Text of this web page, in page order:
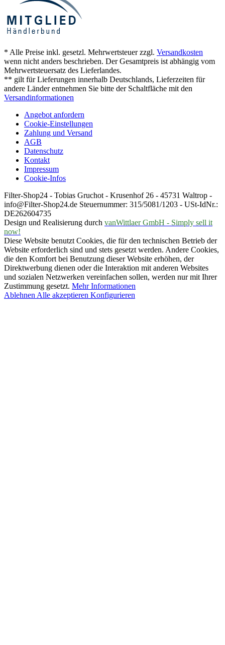
* Alle Preise inkl. gesetzl. Mehrwertsteuer zzgl. Versandkosten
wenn nicht anders beschrieben. Der Gesamtpreis ist abhängig vom
Mehrwertsteuersatz des Lieferlandes.
** gilt für Lieferungen innerhalb Deutschlands, Lieferzeiten für
andere Länder entnehmen Sie bitte der Schaltfläche mit den
Versandinformationen
Angebot anfordern
Cookie-Einstellungen
Zahlung und Versand
AGB
Datenschutz
Kontakt
Impressum
Cookie-Infos
Filter-Shop24 - Tobias Gruchot - Krusenhof 26 - 45731 Waltrop -
info@Filter-Shop24.de Steuernummer: 315/5081/1203 - USt-IdNr.:
DE262604735
Design und Realisierung durch vanWittlaer GmbH - Simply sell it
now!
Diese Website benutzt Cookies, die für den technischen Betrieb der
Website erforderlich sind und stets gesetzt werden. Andere Cookies,
die den Komfort bei Benutzung dieser Website erhöhen, der
Direktwerbung dienen oder die Interaktion mit anderen Websites
und sozialen Netzwerken vereinfachen sollen, werden nur mit Ihrer
Zustimmung gesetzt. Mehr Informationen
Ablehnen Alle akzeptieren Konfigurieren